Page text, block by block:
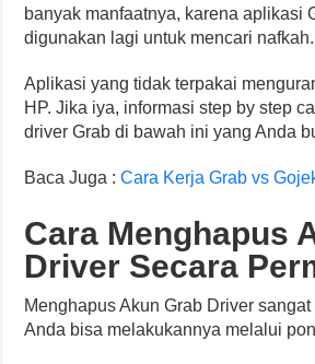
banyak manfaatnya, karena aplikasi
digunakan lagi untuk mencari nafkah.
Aplikasi yang tidak terpakai
HP. Jika iya, informasi step by step
driver Grab di bawah ini yang Anda
Baca Juga :Cara Kerja Grab vs
Cara Menghapus
Driver Secara
Menghapus Akun Grab Driver
Anda bisa melakukannya melalui